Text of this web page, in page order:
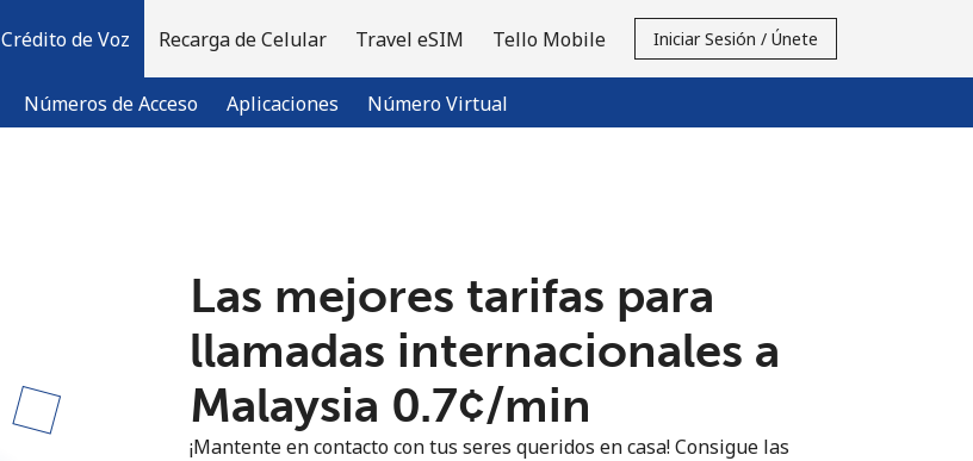
Crédito de Voz
Números de Acceso Aplicaciones Número Virtual
Recarga de Celular Travel eSIM Tello Mobile Iniciar Sesión / Únete
Inicia sesión →
Regístrate con
Las mejores tarifas para
llamadas internacionales a
Malaysia ⁦0.7¢⁩/min
¡Mantente en contacto con tus seres queridos en casa! Consigue las